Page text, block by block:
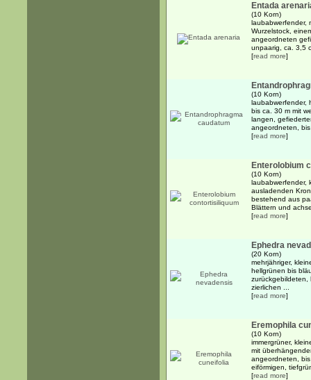
Entada
(10 Korn)
laubabwerfender,
Wurzelstock,
angeordneten
unpaarig, ca. 3,5
[read more]
(10 Korn)
laubabwerfender,
bis ca. 30 m mit
langen,
angeordneten,
[read more]
Enterolobium
(10 Korn)
laubabwerfender,
ausladenden
bestehend aus
Blättern und
[read more]
Ephedra
(20 Korn)
mehrjähriger,
hellgrünen bis
zurückgebildeten,
zierlichen ...
[read more]
Eremophila
(10 Korn)
immergrüner,
mit
angeordneten,
eiförmigen,
[read more]